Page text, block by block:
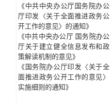
《中共中央办公厅国务院办公
厅印发〈关于全面推进政务公
开工作的意见〉的通知》
《中共中央办公厅 国务院办公
厅关于建立健全信息发布和政
策解读机制的意见》
《国务院办公厅印发〈关于全
面推进政务公开工作的意见〉
实施细则的通知》